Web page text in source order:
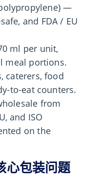
—
and FDA / EU
ml per unit,
meal portions.
caterers, food
to-eat counters.
from
and ISO
on the
心包装问题